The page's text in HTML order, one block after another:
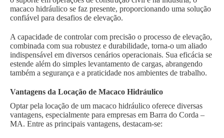
macaco hidráulico se faz presente, proporcionando uma solução
confiável para desafios de elevação.
A capacidade de controlar com precisão o processo de elevação,
combinada com sua robustez e durabilidade, torna-o um aliado
indispensável em diversos cenários operacionais. Sua eficácia se
estende além do simples levantamento de cargas, abrangendo
também a segurança e a praticidade nos ambientes de trabalho.
Vantagens da Locação de Macaco Hidráulico
Optar pela locação de um macaco hidráulico oferece diversas
vantagens, especialmente para empresas em Barra do Corda –
MA. Entre as principais vantagens, destacam-se: